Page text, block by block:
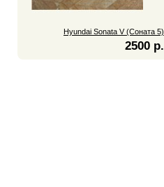
Hyundai Sonata V (Соната 5)
2500 р.